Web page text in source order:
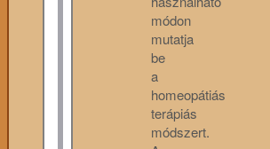
módon
mutatja
be
a
homeopátiás
terápiás
módszert.